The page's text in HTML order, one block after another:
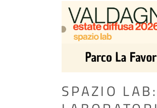
SPAZIO LAB: